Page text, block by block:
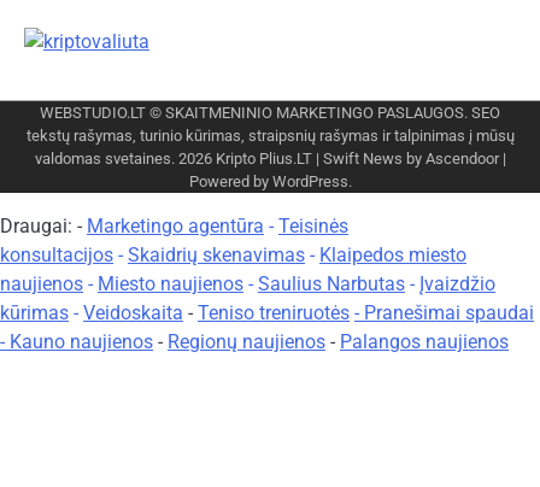
valdomas svetaines. 2026 Kripto Plius.LT| Swift News byAscendoor|
Powered byWordPress.
Marketingo agentūra -Teisinės
naujienos -Miesto naujienos-Saulius Narbutas
kūrimas-Veidoskaita-Teniso treniruotės - Pranešimai spaudai
-Kauno naujienos-Regionų naujienos-Palangos naujienos